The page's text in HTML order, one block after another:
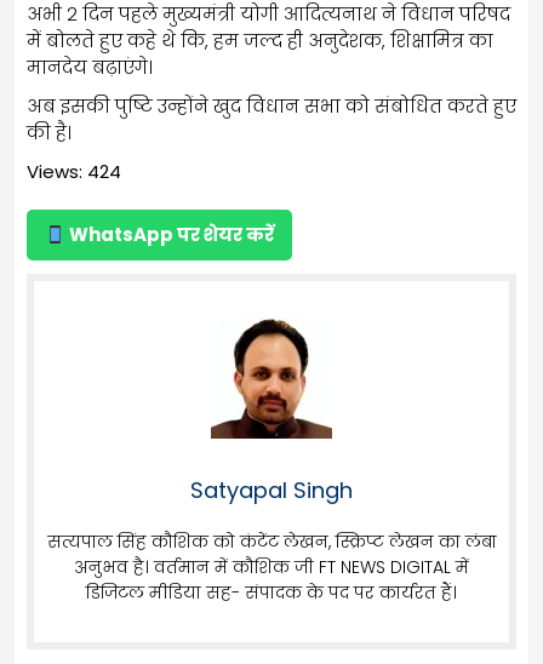
अभी 2 दिन पहले मुख्यमंत्री योगी आदित्यनाथ ने विधान परिषद
में बोलते हुए कहे थे कि, हम जल्द ही अनुदेशक, शिक्षामित्र का
मानदेय बढ़ाएंगे।
अब इसकी पुष्टि उन्होंने खुद विधान सभा को संबोधित करते हुए
की है।
Views: 424
WhatsApp पर शेयर करें
Satyapal Singh
सत्यपाल सिंह कौशिक को कंटेंट लेखन, स्क्रिप्ट लेखन का लंबा
अनुभव है। वर्तमान में कौशिक जी FT NEWS DIGITAL में
डिजिटल मीडिया सह- संपादक के पद पर कार्यरत हैं।